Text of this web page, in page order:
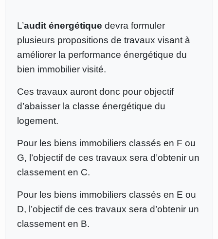
L’audit énergétique devra formuler
plusieurs propositions de travaux visant à
améliorer la performance énergétique du
bien immobilier visité.
Ces travaux auront donc pour objectif
d’abaisser la classe énergétique du
logement.
Pour les biens immobiliers classés en F ou
G, l’objectif de ces travaux sera d’obtenir un
classement en C.
Pour les biens immobiliers classés en E ou
D, l’objectif de ces travaux sera d’obtenir un
classement en B.